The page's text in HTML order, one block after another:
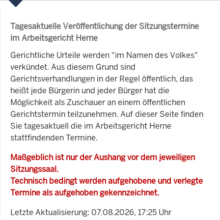
Tagesaktuelle Veröffentlichung der Sitzungstermine
im Arbeitsgericht Herne
Gerichtliche Urteile werden "im Namen des Volkes"
verkündet. Aus diesem Grund sind
Gerichtsverhandlungen in der Regel öffentlich, das
heißt jede Bürgerin und jeder Bürger hat die
Möglichkeit als Zuschauer an einem öffentlichen
Gerichtstermin teilzunehmen. Auf dieser Seite finden
Sie tagesaktuell die im Arbeitsgericht Herne
stattfindenden Termine.
Maßgeblich ist nur der Aushang vor dem jeweiligen
Sitzungssaal.
Technisch bedingt werden aufgehobene und verlegte
Termine als aufgehoben gekennzeichnet.
Letzte Aktualisierung: 07.08.2026, 17:25 Uhr